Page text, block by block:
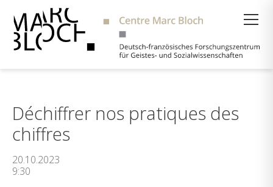
Déchiffrer nos pratiques des
chiffres
20.10.2023
9:30